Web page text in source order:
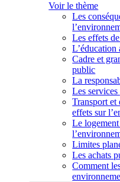
Voir le thème
Les
Les effets
L’éducation
Cadre et
public
La
Les
Transport et
effets sur
Le logement
Limites
Les achats
Comment